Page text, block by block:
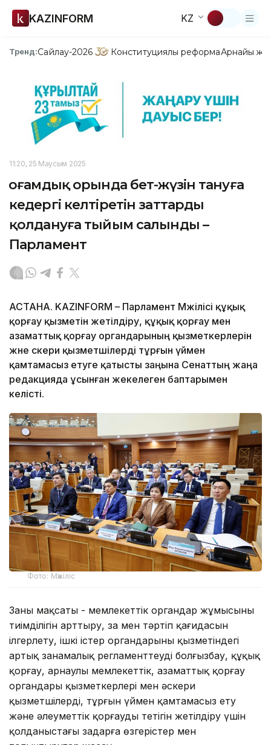
KAZINFORM KZ
Тренд:Сайлау-2026 Конституциялық реформаАрнайы
11:20, 25 Маусым 2025
Қоғамдық орында бет-жүзін тануға
кедергі келтіретін заттарды
қолдануға тыйым салынды –
Парламент
АСТАНА. KAZINFORM – Парламент Мәжілісі құқық
қорғау қызметін жетілдіру, құқық қорғау мен
азаматтық қорғау органдарының қызметкерлерін
және әскери қызметшілерді тұрғын үймен
қамтамасыз етуге қатысты заңына Сенаттың жаңа
редакцияда ұсынған жекелеген баптарымен
келісті.
Фото: Мәжіліс
Заңның мақсаты - мемлекеттік органдар жұмысының
тиімділігін арттыру, заң мен тәртіп қағидасын
ілгерлету, ішкі істер органдарының қызметіндегі
артық заңнамалық регламенттеуді болғызбау, құқық
қорғау, арнаулы мемлекеттік, азаматтық қорғау
органдары қызметкерлері мен әскери
қызметшілерді, тұрғын үймен қамтамасыз ету
және әлеуметтік қорғаудың тетігін жетілдіру үшін
қолданыстағы заңдарға өзгерістер мен